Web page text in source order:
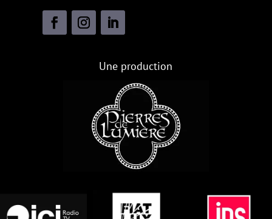
Une production